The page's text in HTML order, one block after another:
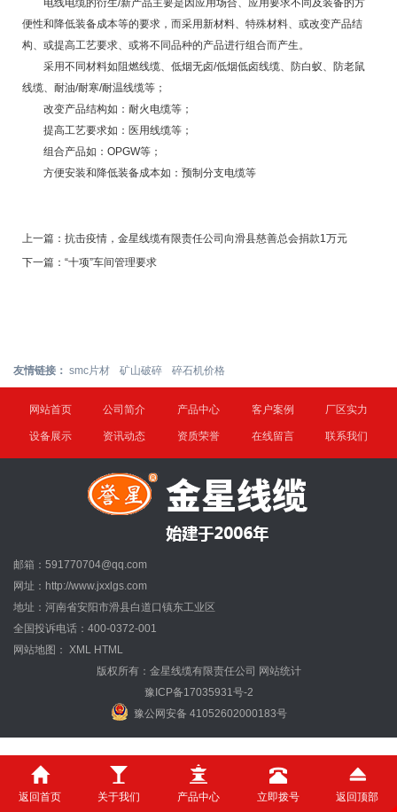
电线电缆的衍生/新产品主要是因应用场合、应用要求不同及装备的方
便性和降低装备成本等的要求，而采用新材料、特殊材料、或改变产品结
构、或提高工艺要求、或将不同品种的产品进行组合而产生。
采用不同材料如阻燃线缆、低烟无卤/低烟低卤线缆、防白蚁、防老鼠
线缆、耐油/耐寒/耐温线缆等；
改变产品结构如：耐火电缆等；
提高工艺要求如：医用线缆等；
组合产品如：OPGW等；
方便安装和降低装备成本如：预制分支电缆等
上一篇： 抗击疫情，金星线缆有限责任公司向滑县慈善总会捐款1万元
下一篇： “十项”车间管理要求
友情链接： smc片材 矿山破碎 碎石机价格
网站首页 公司简介 产品中心 客户案例 厂区实力
设备展示 资讯动态 资质荣誉 在线留言 联系我们
邮箱：591770704@qq.com
网址：http://www.jxxlgs.com
地址：河南省安阳市滑县白道口镇东工业区
全国投诉电话：400-0372-001
网站地图： XML HTML
版权所有：金星线缆有限责任公司 网站统计
豫ICP备17035931号-2
豫公网安备 41052602000183号
返回首页 关于我们 产品中心 立即拨号 返回顶部
免责声明